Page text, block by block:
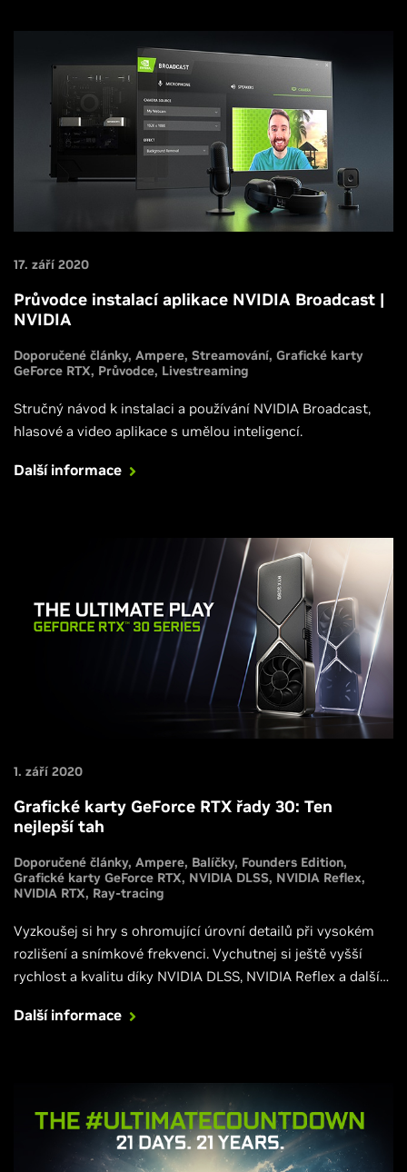
17. září 2020
Průvodce instalací aplikace NVIDIA Broadcast |
NVIDIA
Doporučené články Ampere Streamování Grafické karty
GeForce RTX Průvodce Livestreaming
Stručný návod k instalaci a používání NVIDIA Broadcast,
hlasové a video aplikace s umělou inteligencí.
Další informace
1. září 2020
Grafické karty GeForce RTX řady 30: Ten
nejlepší tah
Doporučené články Ampere Balíčky Founders Edition
Grafické karty GeForce RTX NVIDIA DLSS NVIDIA Reflex
NVIDIA RTX Ray-tracing
Vyzkoušej si hry s ohromující úrovní detailů při vysokém
rozlišení a snímkové frekvenci. Vychutnej si ještě vyšší
rychlost a kvalitu díky NVIDIA DLSS, NVIDIA Reflex a dalším
Call of Duty: Black Ops Cold War, Cyberpunk 2077, Valorant
Další informace